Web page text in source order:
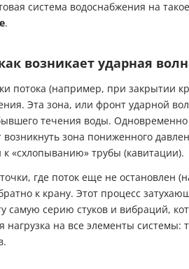
система водоснабжения на
.
возникает ударная
потока (например, при закрытии
Эта зона, или фронт ударной
течения воды. Одновременно
зона пониженного
«схлопыванию» трубы (кавитации).
где поток еще не остановлен
к крану. Этот процесс
самую серию стуков и вибраций,
нагрузка на все элементы